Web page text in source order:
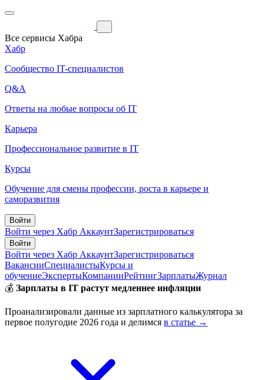
Все сервисы Хабра
Хабр
Сообщество IT-специалистов
Q&A
Ответы на любые вопросы об IT
Карьера
Профессиональное развитие в IT
Курсы
Обучение для смены профессии, роста в карьере и
саморазвития
Войти
Войти через Хабр АккаунтЗарегистрироваться
Войти
Войти через Хабр АккаунтЗарегистрироваться
ВакансииСпециалистыКурсы и
обучениеЭкспертыКомпанииРейтингЗарплатыЖурнал
💰 Зарплаты в IT растут медленнее инфляции
Проанализировали данные из зарплатного калькулятора за
первое полугодие 2026 года и делимся в статье →